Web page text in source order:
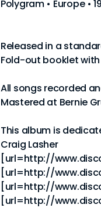
Polygram • Europe •
Released in a
Fold-out booklet
All songs recorded
Mastered at Bernie
This album is
Craig Lasher
[url=http://
[url=http://
[url=http://
[url=http://